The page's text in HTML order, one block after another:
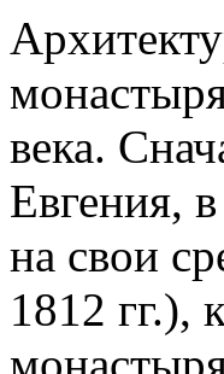
века.
Евгения,
на свои
1812 гг.),